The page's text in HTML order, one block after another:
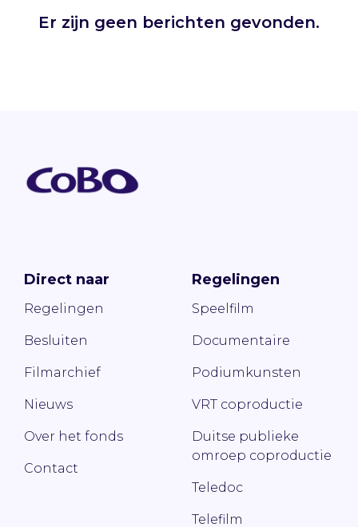
Er zijn geen berichten gevonden.
Direct naar
Regelingen
Besluiten
Filmarchief
Nieuws
Over het fonds
Contact
Regelingen
Speelfilm
Documentaire
Podiumkunsten
VRT coproductie
Duitse publieke
omroep coproductie
Teledoc
Telefilm